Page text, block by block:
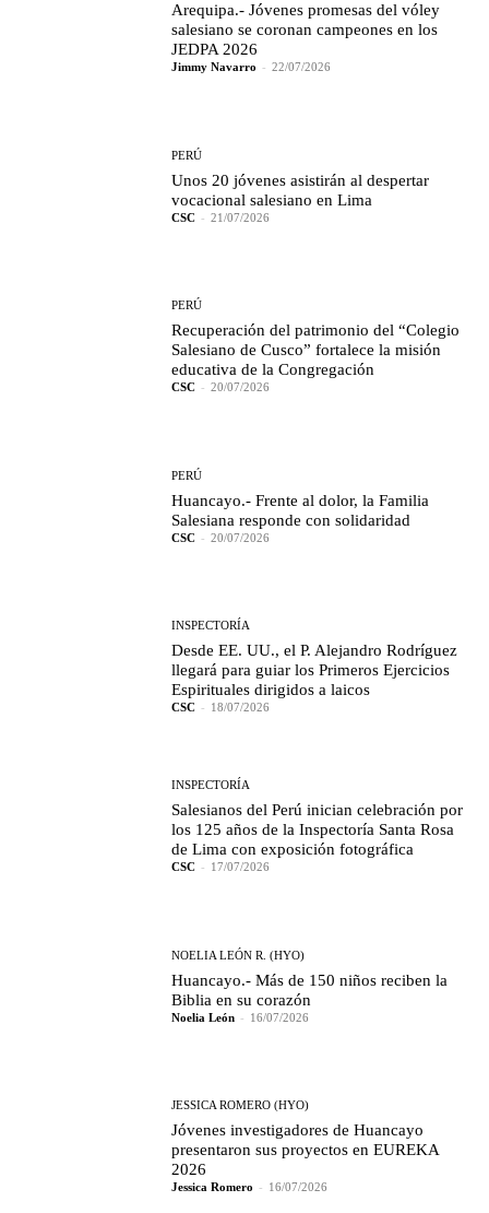
Arequipa.- Jóvenes promesas del vóley
salesiano se coronan campeones en los
JEDPA 2026
Jimmy Navarro - 22/07/2026
PERÚ
Unos 20 jóvenes asistirán al despertar
vocacional salesiano en Lima
CSC - 21/07/2026
PERÚ
Recuperación del patrimonio del “Colegio
Salesiano de Cusco” fortalece la misión
educativa de la Congregación
CSC - 20/07/2026
PERÚ
Huancayo.- Frente al dolor, la Familia
Salesiana responde con solidaridad
CSC - 20/07/2026
INSPECTORÍA
Desde EE. UU., el P. Alejandro Rodríguez
llegará para guiar los Primeros Ejercicios
Espirituales dirigidos a laicos
CSC - 18/07/2026
INSPECTORÍA
Salesianos del Perú inician celebración por
los 125 años de la Inspectoría Santa Rosa
de Lima con exposición fotográfica
CSC - 17/07/2026
NOELIA LEÓN R. (HYO)
Huancayo.- Más de 150 niños reciben la
Biblia en su corazón
Noelia León - 16/07/2026
JESSICA ROMERO (HYO)
Jóvenes investigadores de Huancayo
presentaron sus proyectos en EUREKA
2026
Jessica Romero - 16/07/2026